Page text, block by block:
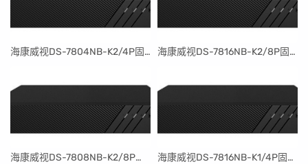
​海康威视DS-7804NB-K2/4P固件升级包V4.30.097build240401 ​海康威视DS-7816NB-K2/8P固件升级包V4.30.097build240401
​海康威视DS-7808NB-K2/8P固件升级包V4.30.097build240401 ​海康威视DS-7816NB-K1/4P固件升级包V4.30.097build240401